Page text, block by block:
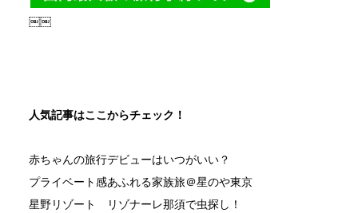
￼￼
人気記事はここからチェック！
赤ちゃんの旅行デビューはいつがいい？
プライベート感あふれる家族旅＠星のや東京
星野リゾート リゾナーレ那須で虫探し！